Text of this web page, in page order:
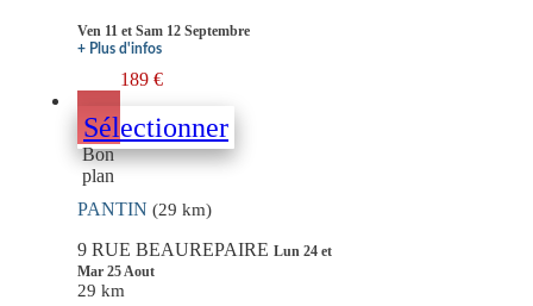
Ven 11 et Sam 12 Septembre
+ Plus d'infos
189 €
Sélectionner
Bon
plan
PANTIN (29 km)
9 RUE BEAUREPAIRE Lun 24 et
Mar 25 Aout
29 km